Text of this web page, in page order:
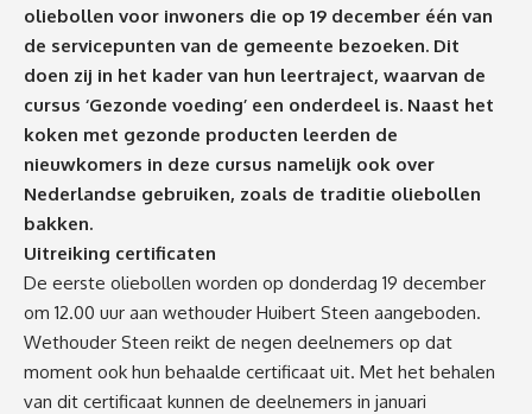
oliebollen voor inwoners die op 19 december één van
de servicepunten van de gemeente bezoeken. Dit
doen zij in het kader van hun leertraject, waarvan de
cursus ‘Gezonde voeding’ een onderdeel is. Naast het
koken met gezonde producten leerden de
nieuwkomers in deze cursus namelijk ook over
Nederlandse gebruiken, zoals de traditie oliebollen
bakken.
Uitreiking certificaten
De eerste oliebollen worden op donderdag 19 december
om 12.00 uur aan wethouder Huibert Steen aangeboden.
Wethouder Steen reikt de negen deelnemers op dat
moment ook hun behaalde certificaat uit. Met het behalen
van dit certificaat kunnen de deelnemers in januari